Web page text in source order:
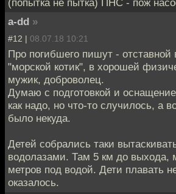
a-dd »
#12 | 08.07.18 10:21
Про погибшего пишут -
"морской котик", в хорошей
мужик, доброволец.
Думаю с подготовкой и
как надо, но что-то случилось, а
было некуда.
Детей собрались таки
водолазами. Там 5 км до выхода,
метров под водой. Дети плавать
оказалось.